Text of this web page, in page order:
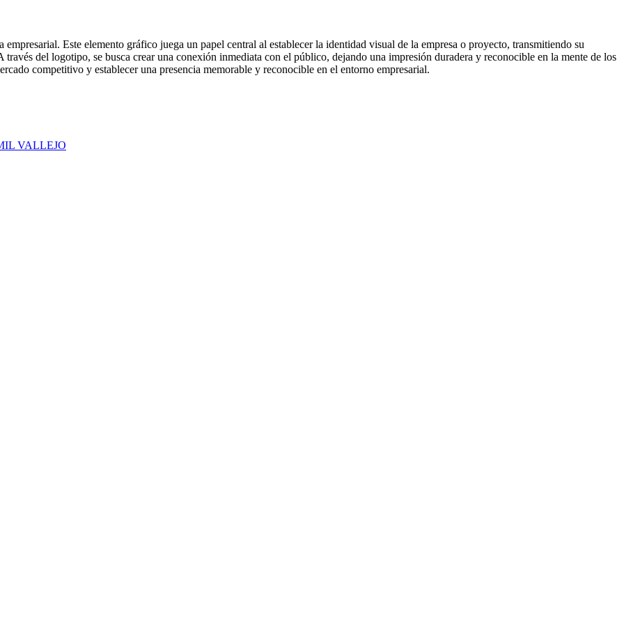
Este elemento gráfico juega un papel central al establecer la identidad visual de la empresa o proyecto, transmitiendo su
del logotipo, se busca crear una conexión inmediata con el público, dejando una impresión duradera y reconocible en la mente de los
competitivo y establecer una presencia memorable y reconocible en el entorno empresarial.
VALLEJO